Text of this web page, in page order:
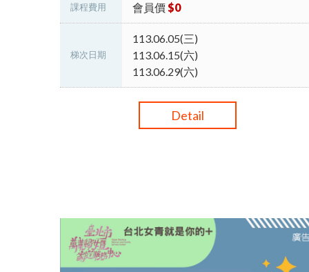
課程費用 會員價$0
梯次日期
113.06.05(三)
113.06.15(六)
113.06.29(六)
Detail